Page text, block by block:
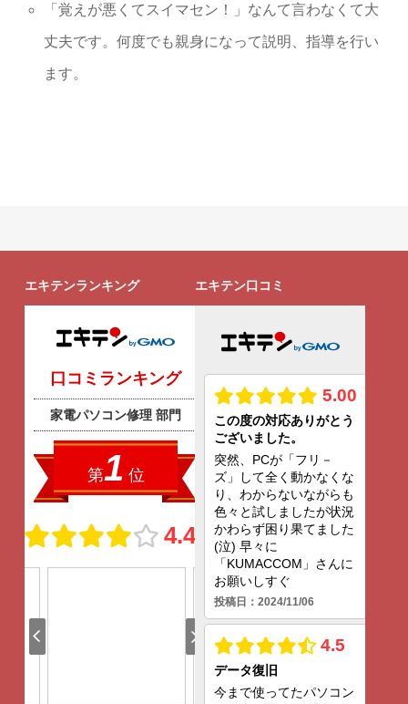
「覚えが悪くてスイマセン！」なんて言わなくて大
丈夫です。何度でも親身になって説明、指導を行い
ます。
エキテンランキング エキテン口コミ